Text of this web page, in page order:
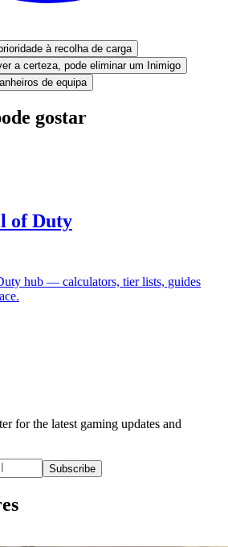
à recolha de carga
a certeza, pode eliminar um Inimigo
de equipa
gostar
of Duty
hub — calculators, tier lists, guides
for the latest gaming updates and
Subscribe